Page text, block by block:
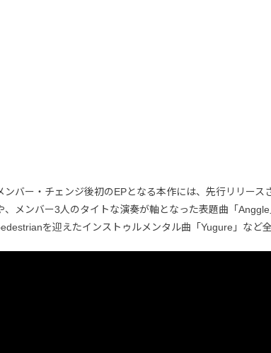
ンバー・チェンジ後初のEPとなる本作には、先行リリース
、メンバー3人のタイトな演奏が軸となった表題曲「
を迎えたインストゥルメンタル曲「Yugure」など全